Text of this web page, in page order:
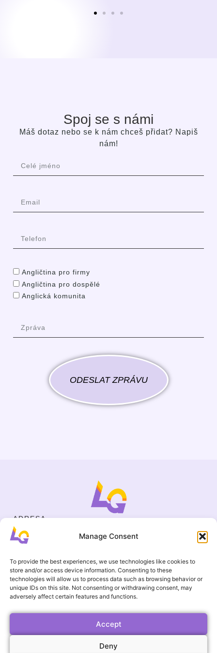
Manage Consent
To provide the best experiences, we use technologies like cookies to
store and/or access device information. Consenting to these
technologies will allow us to process data such as browsing behavior or
unique IDs on this site. Not consenting or withdrawing consent, may
adversely affect certain features and functions.
Accept
Deny
Spoj se s námi
Máš dotaz nebo se k nám chceš přidat? Napiš
nám!
Angličtina pro firmy
Angličtina pro dospělé
Anglická komunita
ODESLAT ZPRÁVU
ADRESA
Halasovo náměstí 4, Brno
19695136
KONTAKT
+420 737 964 783
englishgamesbrno@gmail.com
UŽITEČNÉ ODKAZY
Časté otázky
Galerie
Události